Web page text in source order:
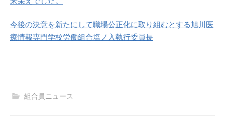
今後の決意を新たにして職場公正化に取り組むとする旭川医
療情報専門学校労働組合塩ノ入執行委員長
組合員ニュース